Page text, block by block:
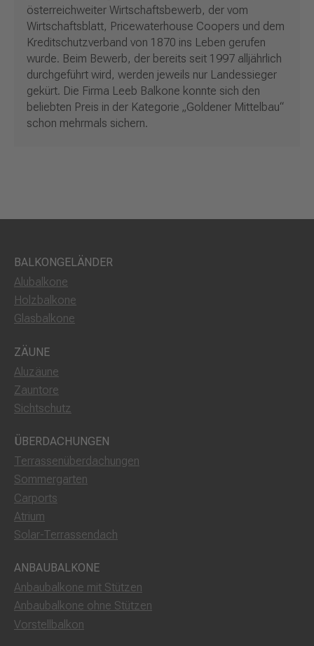
österreichweiter Wirtschaftsbewerb, der vom
Wirtschaftsblatt, Pricewaterhouse Coopers und dem
Kreditschutzverband von 1870 ins Leben gerufen
wurde. Beim Bewerb, der bereits seit 1997 alljährlich
durchgeführt wird, werden jeweils nur Landessieger
gekürt. Die Firma Leeb Balkone konnte sich den
beliebten Preis in der Kategorie „Goldener Mittelbau“
schon mehrmals sichern.
BALKONGELÄNDER
Alubalkone
Holzbalkone
Glasbalkone
ZÄUNE
Aluzäune
Zauntore
Sichtschutz
ÜBERDACHUNGEN
Terrassenüberdachungen
Sommergarten
Carports
Atrium
Solar-Terrassendach
ANBAUBALKONE
Anbaubalkone mit Stützen
Anbaubalkone ohne Stützen
Vorstellbalkon